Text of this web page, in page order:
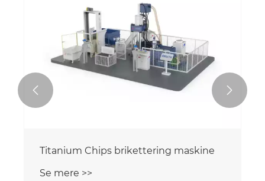
Titanium Chips brikettering maskine
Se mere >>
 